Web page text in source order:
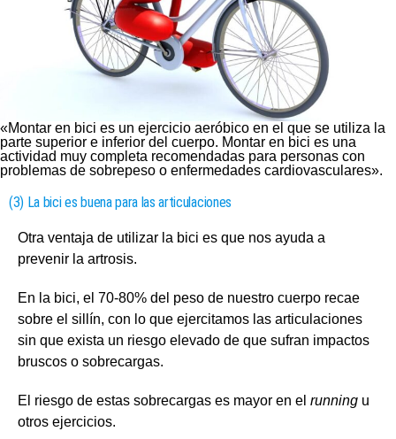
«Montar en bici es un ejercicio aeróbico en el que se utiliza la
parte superior e inferior del cuerpo. Montar en bici es una
actividad muy completa recomendadas para personas con
problemas de sobrepeso o enfermedades cardiovasculares».
(3) La bici es buena para las articulaciones
Otra ventaja de utilizar la bici es que nos ayuda a
prevenir la artrosis.
En la bici, el 70-80% del peso de nuestro cuerpo recae
sobre el sillín, con lo que ejercitamos las articulaciones
sin que exista un riesgo elevado de que sufran impactos
bruscos o sobrecargas.
El riesgo de estas sobrecargas es mayor en el running u
otros ejercicios.